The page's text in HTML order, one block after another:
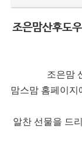
조은맘산후도
조은맘
맘스맘 홈페이지
알찬 선물을 드